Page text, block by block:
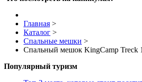
Главная >
Каталог >
Спальные мешки >
Спальный мешок KingCamp Treck
Популярный туризм